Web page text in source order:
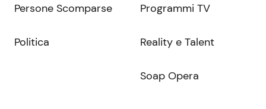
Persone Scomparse
Politica
Programmi TV
Reality e Talent
Soap Opera